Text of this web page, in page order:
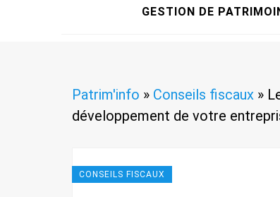
GESTION DE
Patrim'info » Conseils fiscaux »
développement de votre
CONSEILS FISCAUX